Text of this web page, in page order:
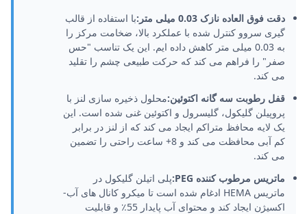
دقت فوق العاده نازک 0.03 میلی متر:
با استفاده از قالب
گیری سروو کنترل شده با عملکرد بالا، ضخامت مرکز را
به 0.03 میلی متر کاهش داده ایم. این یک تناسب "حس
صفر" را فراهم می کند که حرکت طبیعی چشم را تقلید
می کند.
قفل رطوبت سه گانه اکتوئین:محلول ذخیره سازی لنز با
پروپیلن گلیکول، گلیسرول و اکتوئین غنی شده است. این
یک لایه محافظ متراکم ایجاد می کند که از لنز در برابر
کم آبی محافظت می کند و 8+ ساعت راحتی را تضمین
می کند.
ماتریس مرطوب کننده PEG:
پلی اتیلن گلیکول در
ماتریس HEMA ادغام شده است تا میکرو کانال های آب-
اکسیژن ایجاد کند و محتوای آب پایدار 55٪ و قابلیت